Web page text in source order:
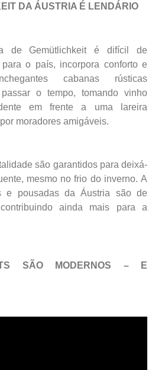
DA ÁUSTRIA É LENDÁRIO
de Gemütlichkeit é difícil de
o país, incorpora conforto e
cabanas rústicas
o tempo, tomando vinho
em frente a uma lareira
moradores amigáveis.
são garantidos para deixá-
mesmo no frio do inverno. A
e pousadas da Áustria são de
ainda mais para a
SÃO MODERNOS – E